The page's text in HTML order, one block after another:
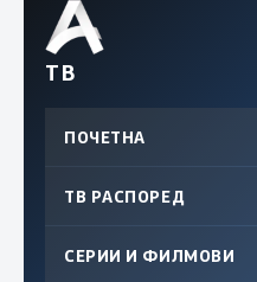
ТВ
ПОЧЕТНА
ТВ РАСПОРЕД
СЕРИИ И ФИЛМОВИ